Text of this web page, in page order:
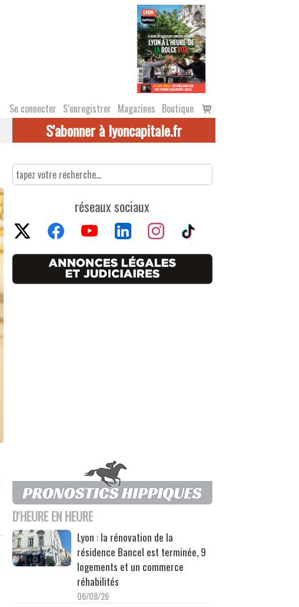
Se connecter S’enregistrer Magazines Boutique
Voir
le
S'abonner à lyoncapitale.fr
réseaux sociaux
D'HEURE EN HEURE
Lyon : la rénovation de la
résidence Bancel est terminée, 9
logements et un commerce
réhabilités
06/08/26